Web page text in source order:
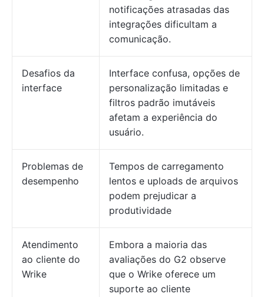
notificações atrasadas das
integrações dificultam a
comunicação.
Desafios da
interface
Interface confusa, opções de
personalização limitadas e
filtros padrão imutáveis
afetam a experiência do
usuário.
Problemas de
desempenho
Tempos de carregamento
lentos e uploads de arquivos
podem prejudicar a
produtividade
Atendimento
ao cliente do
Wrike
Embora a maioria das
avaliações do G2 observe
que o Wrike oferece um
suporte ao cliente